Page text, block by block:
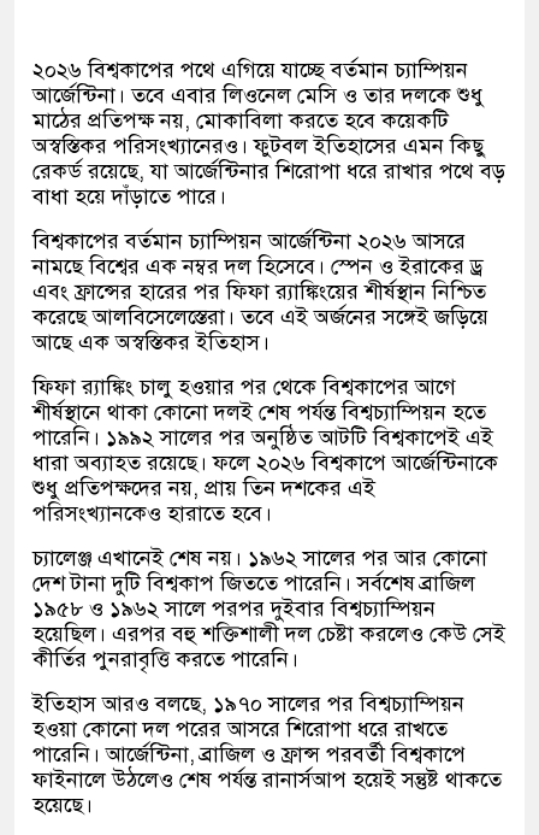
২০২৬ বিশ্বকাপের পথে এগিয়ে যাচ্ছে বর্তমান চ্যাম্পিয়ন
আর্জেন্টিনা। তবে এবার লিওনেল মেসি ও তার দলকে শুধু
মাঠের প্রতিপক্ষ নয়, মোকাবিলা করতে হবে কয়েকটি
অস্বস্তিকর পরিসংখ্যানেরও। ফুটবল ইতিহাসের এমন কিছু
রেকর্ড রয়েছে, যা আর্জেন্টিনার শিরোপা ধরে রাখার পথে বড়
বাধা হয়ে দাঁড়াতে পারে।
বিশ্বকাপের বর্তমান চ্যাম্পিয়ন আর্জেন্টিনা ২০২৬ আসরে
নামছে বিশ্বের এক নম্বর দল হিসেবে। স্পেন ও ইরাকের ড্র
এবং ফ্রান্সের হারের পর ফিফা র‌্যাঙ্কিংয়ের শীর্ষস্থান নিশ্চিত
করেছে আলবিসেলেস্তেরা। তবে এই অর্জনের সঙ্গেই জড়িয়ে
আছে এক অস্বস্তিকর ইতিহাস।
ফিফা র‌্যাঙ্কিং চালু হওয়ার পর থেকে বিশ্বকাপের আগে
শীর্ষস্থানে থাকা কোনো দলই শেষ পর্যন্ত বিশ্বচ্যাম্পিয়ন হতে
পারেনি। ১৯৯২ সালের পর অনুষ্ঠিত আটটি বিশ্বকাপেই এই
ধারা অব্যাহত রয়েছে। ফলে ২০২৬ বিশ্বকাপে আর্জেন্টিনাকে
শুধু প্রতিপক্ষদের নয়, প্রায় তিন দশকের এই
পরিসংখ্যানকেও হারাতে হবে।
চ্যালেঞ্জ এখানেই শেষ নয়। ১৯৬২ সালের পর আর কোনো
দেশ টানা দুটি বিশ্বকাপ জিততে পারেনি। সর্বশেষ ব্রাজিল
১৯৫৮ ও ১৯৬২ সালে পরপর দুইবার বিশ্বচ্যাম্পিয়ন
হয়েছিল। এরপর বহু শক্তিশালী দল চেষ্টা করলেও কেউ সেই
কীর্তির পুনরাবৃত্তি করতে পারেনি।
ইতিহাস আরও বলছে, ১৯৭০ সালের পর বিশ্বচ্যাম্পিয়ন
হওয়া কোনো দল পরের আসরে শিরোপা ধরে রাখতে
পারেনি। আর্জেন্টিনা, ব্রাজিল ও ফ্রান্স পরবর্তী বিশ্বকাপে
ফাইনালে উঠলেও শেষ পর্যন্ত রানার্সআপ হয়েই সন্তুষ্ট থাকতে
হয়েছে।